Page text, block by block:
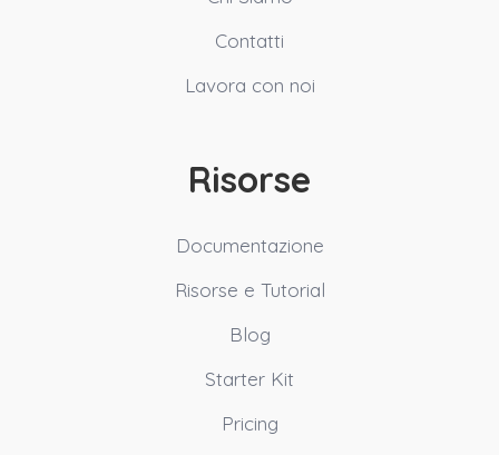
Contatti
Lavora con noi
Risorse
Documentazione
Risorse e Tutorial
Blog
Starter Kit
Pricing